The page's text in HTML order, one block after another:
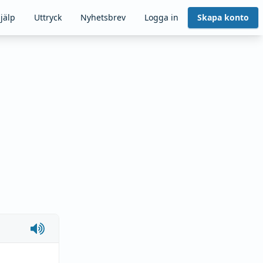
Uttryck Nyhetsbrev Logga in Skapa konto